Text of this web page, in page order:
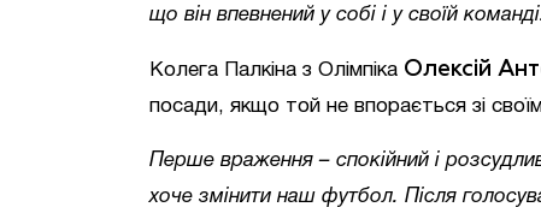
що він впевнений у собі і у своїй
Колега Палкіна з Олімпіка Олексій
посади, якщо той не впорається зі
Перше враження – спокійний і
хоче змінити наш футбол. Після